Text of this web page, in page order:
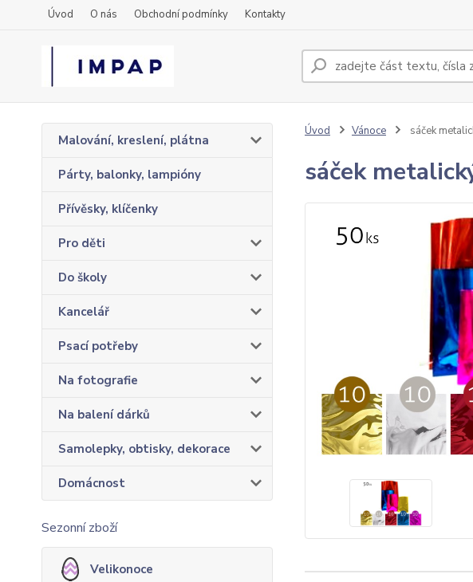
Úvod O nás Obchodní podmínky Kontakty
Malování, kreslení, plátna
Párty, balonky, lampióny
Přívěsky, klíčenky
Pro děti
Do školy
Kancelář
Psací potřeby
Na fotografie
Na balení dárků
Samolepky, obtisky, dekorace
Domácnost
Sezonní zboží
Velikonoce
Úvod Vánoce sáček
sáček